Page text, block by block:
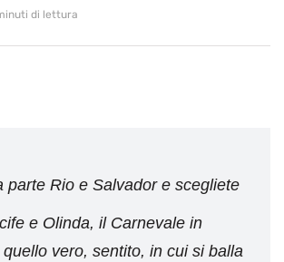
di lettura
parte Rio e Salvador e scegliete
e Olinda, il Carnevale in
vero, sentito, in cui si balla